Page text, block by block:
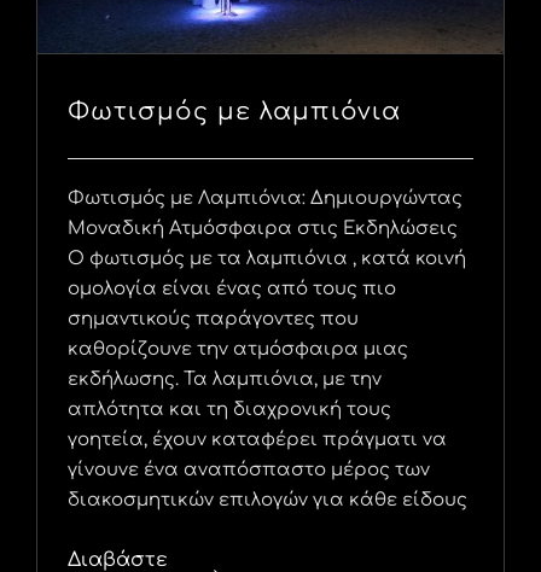
Φωτισμός με λαμπιόνια
Φωτισμός με Λαμπιόνια: Δημιουργώντας
Μοναδική Ατμόσφαιρα στις Εκδηλώσεις
Ο φωτισμός με τα λαμπιόνια , κατά κοινή
ομολογία είναι ένας από τους πιο
σημαντικούς παράγοντες που
καθορίζουνε την ατμόσφαιρα μιας
εκδήλωσης. Τα λαμπιόνια, με την
απλότητα και τη διαχρονική τους
γοητεία, έχουν καταφέρει πράγματι να
γίνουνε ένα αναπόσπαστο μέρος των
διακοσμητικών επιλογών για κάθε είδους
Διαβάστε